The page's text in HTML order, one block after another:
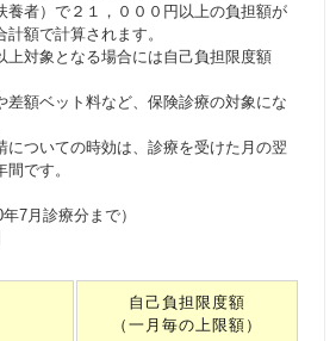
養者）で２１，０００円以上の負担額が
額で計算されます。
上対象となる場合には自己負担限度額
差額ベット料など、保険診療の対象にな
についての時効は、診療を受けた月の翌
です。
7月診療分まで）
自己負担限度額
（一月毎の上限額）